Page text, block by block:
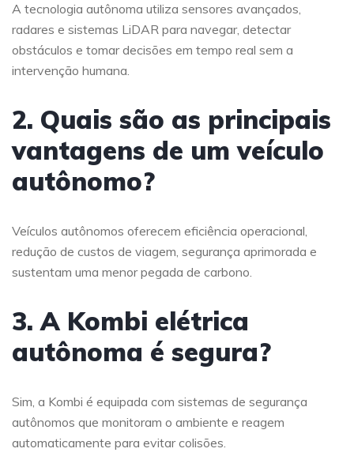
A tecnologia autônoma utiliza sensores avançados,
radares e sistemas LiDAR para navegar, detectar
obstáculos e tomar decisões em tempo real sem a
intervenção humana.
2. Quais são as principais
vantagens de um veículo
autônomo?
Veículos autônomos oferecem eficiência operacional,
redução de custos de viagem, segurança aprimorada e
sustentam uma menor pegada de carbono.
3. A Kombi elétrica
autônoma é segura?
Sim, a Kombi é equipada com sistemas de segurança
autônomos que monitoram o ambiente e reagem
automaticamente para evitar colisões.